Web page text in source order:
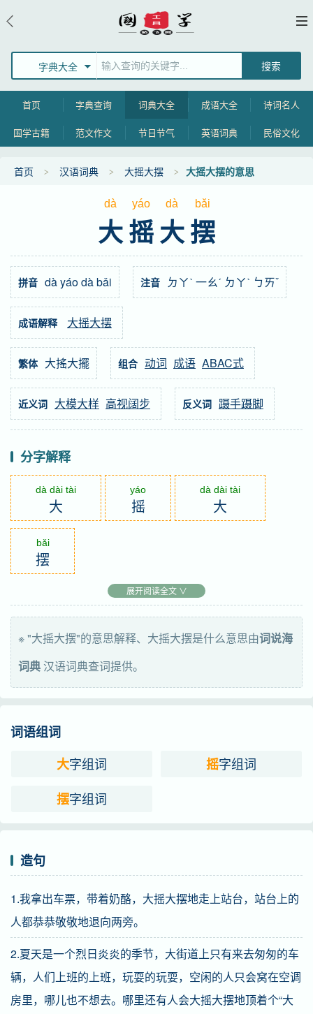
字典大全
首页 字典查询 词典大全 成语大全 诗词名人
国学古籍 范文作文 节日节气 英语词典 民俗文化
首页 汉语词典 大摇大摆 大摇大摆的意思
dà yáo dà bǎi
大摇大摆
拼音 dà yáo dà bǎi 注音 ㄉㄚˋ 一ㄠˊ ㄉㄚˋ ㄅㄞˇ
成语解释 大摇大摆
繁体 大搖大擺 组合 动词 成语 ABAC式
近义词 大模大样 高视阔步 反义词 蹑手蹑脚
分字解释
dà dài tài
大
yáo
摇
dà dài tài
大
bǎi
摆
展开阅读全文 ∨
※ "大摇大摆"的意思解释、大摇大摆是什么意思由词说海
词典 汉语词典查词提供。
词语组词
大字组词 摇字组词
摆字组词
造句
1.我拿出车票，带着奶酪，大摇大摆地走上站台，站台上的
人都恭恭敬敬地退向两旁。
2.夏天是一个烈日炎炎的季节，大街道上只有来去匆匆的车
辆，人们上班的上班，玩耍的玩耍，空闲的人只会窝在空调
房里，哪儿也不想去。哪里还有人会大摇大摆地顶着个“大